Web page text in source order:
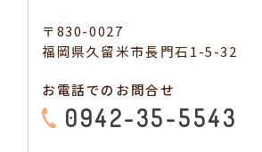
〒830-0027
福岡県久留米市長門石1-5-32
お電話でのお問合せ
0942-35-5543